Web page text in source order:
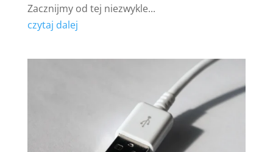
Zacznijmy od tej niezwykle...
czytaj dalej